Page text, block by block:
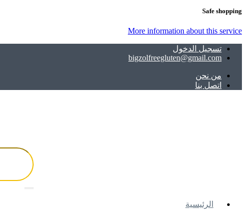
Safe shopping
More information about this service
تسجيل الدخول
bigzolfreegluten@gmail.com
ﻣﻦ ﻧﺤﻦ
اتصل بنا
اﻟﺮﺋﻴﺴﻴﺔ